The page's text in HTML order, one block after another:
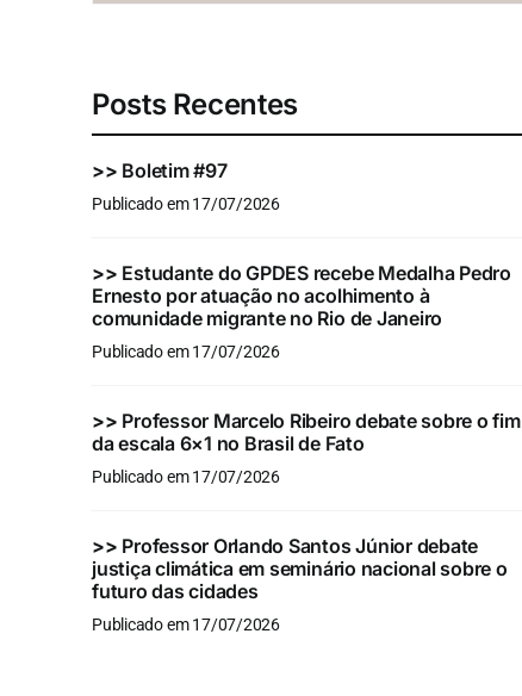
Posts Recentes
>> Boletim #97
Publicado em 17/07/2026
>> Estudante do GPDES recebe Medalha Pedro
Ernesto por atuação no acolhimento à
comunidade migrante no Rio de Janeiro
Publicado em 17/07/2026
>> Professor Marcelo Ribeiro debate sobre o fim
da escala 6×1 no Brasil de Fato
Publicado em 17/07/2026
>> Professor Orlando Santos Júnior debate
justiça climática em seminário nacional sobre o
futuro das cidades
Publicado em 17/07/2026